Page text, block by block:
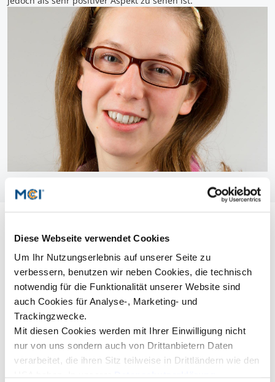
Diese Webseite verwendet Cookies
Um Ihr Nutzungserlebnis auf unserer Seite zu
verbessern, benutzen wir neben Cookies, die technisch
notwendig für die Funktionalität unserer Website sind
auch Cookies für Analyse-, Marketing- und
Trackingzwecke.
Mit diesen Cookies werden mit Ihrer Einwilligung nicht
nur von uns sondern auch von Drittanbietern Daten
verarbeitet, die ihren Sitz teilweise in Drittländern wie den